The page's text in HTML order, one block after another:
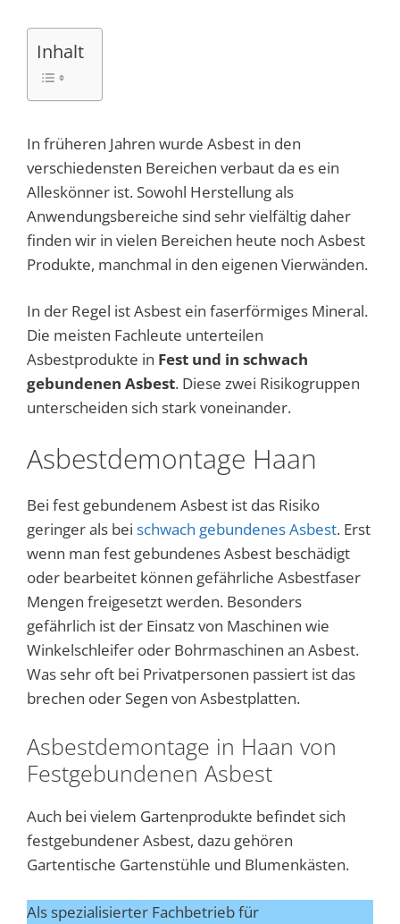
Inhalt
In früheren Jahren wurde Asbest in den
verschiedensten Bereichen verbaut da es ein
Alleskönner ist. Sowohl Herstellung als
Anwendungsbereiche sind sehr vielfältig daher
finden wir in vielen Bereichen heute noch Asbest
Produkte, manchmal in den eigenen Vierwänden.
In der Regel ist Asbest ein faserförmiges Mineral.
Die meisten Fachleute unterteilen
Asbestprodukte in Fest und in schwach
gebundenen Asbest. Diese zwei Risikogruppen
unterscheiden sich stark voneinander.
Asbestdemontage Haan
Bei fest gebundenem Asbest ist das Risiko
geringer als bei schwach gebundenes Asbest. Erst
wenn man fest gebundenes Asbest beschädigt
oder bearbeitet können gefährliche Asbestfaser
Mengen freigesetzt werden. Besonders
gefährlich ist der Einsatz von Maschinen wie
Winkelschleifer oder Bohrmaschinen an Asbest.
Was sehr oft bei Privatpersonen passiert ist das
brechen oder Segen von Asbestplatten.
Asbestdemontage in Haan von
Festgebundenen Asbest
Auch bei vielem Gartenprodukte befindet sich
festgebundener Asbest, dazu gehören
Gartentische Gartenstühle und Blumenkästen.
Als spezialisierter Fachbetrieb für